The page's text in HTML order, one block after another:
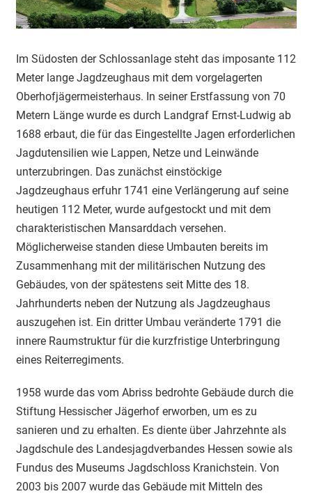
Im Südosten der Schlossanlage steht das imposante 112
Meter lange Jagdzeughaus mit dem vorgelagerten
Oberhofjägermeisterhaus. In seiner Erstfassung von 70
Metern Länge wurde es durch Landgraf Ernst-Ludwig ab
1688 erbaut, die für das Eingestellte Jagen erforderlichen
Jagdutensilien wie Lappen, Netze und Leinwände
unterzubringen. Das zunächst einstöckige
Jagdzeughaus erfuhr 1741 eine Verlängerung auf seine
heutigen 112 Meter, wurde aufgestockt und mit dem
charakteristischen Mansarddach versehen.
Möglicherweise standen diese Umbauten bereits im
Zusammenhang mit der militärischen Nutzung des
Gebäudes, von der spätestens seit Mitte des 18.
Jahrhunderts neben der Nutzung als Jagdzeughaus
auszugehen ist. Ein dritter Umbau veränderte 1791 die
innere Raumstruktur für die kurzfristige Unterbringung
eines Reiterregiments.
1958 wurde das vom Abriss bedrohte Gebäude durch die
Stiftung Hessischer Jägerhof erworben, um es zu
sanieren und zu erhalten. Es diente über Jahrzehnte als
Jagdschule des Landesjagdverbandes Hessen sowie als
Fundus des Museums Jagdschloss Kranichstein. Von
2003 bis 2007 wurde das Gebäude mit Mitteln des